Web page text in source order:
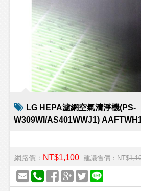
LG HEPA濾網空氣清淨機(PS-
W309WI/AS401WWJ1)
網路價： NT$1,100 建議售價：NT$